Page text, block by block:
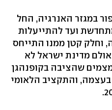
במגזר האנרגיה, החל
ועד להתייעלות
וחלק קטן ממנו התייחס
אולם מדינת ישראל לא
שהציבה בקופנהגן
והתקציב הלאומי